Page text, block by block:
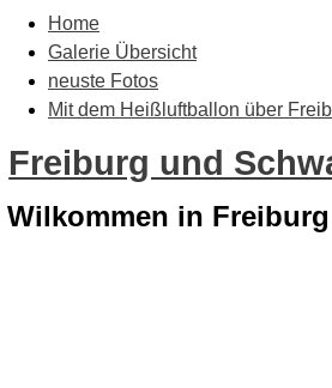
Home
Galerie Übersicht
neuste Fotos
Mit dem Heißluftballon über
Freiburg und
Wilkommen in